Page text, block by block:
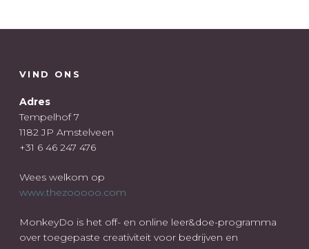
VIND ONS
Adres
Tempelhof 7
1182 JP Amstelveen
+31 6 46 247 476
Wees welkom op
www.thezooooo.com
MonkeyDo is het off- en online leer&doe-programma
over toegepaste creativiteit voor bedrijven en